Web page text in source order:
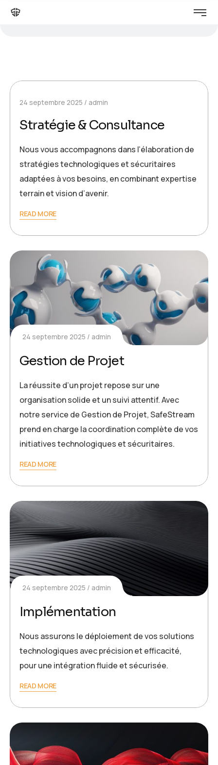
24 septembre 2025 admin
Stratégie & Consultance
Nous vous accompagnons dans l’élaboration de
stratégies technologiques et sécuritaires
adaptées à vos besoins, en combinant expertise
terrain et vision d’avenir.
READ MORE
24 septembre 2025 admin
Gestion de Projet
La réussite d’un projet repose sur une
organisation solide et un suivi attentif. Avec
notre service de Gestion de Projet, SafeStream
prend en charge la coordination complète de vos
initiatives technologiques et sécuritaires.
READ MORE
24 septembre 2025 admin
Implémentation
Nous assurons le déploiement de vos solutions
technologiques avec précision et efficacité,
pour une intégration fluide et sécurisée.
READ MORE